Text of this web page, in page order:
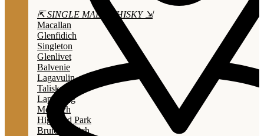
⇱ SINGLE MALT WHISKY ⇲
Macallan
Glenfidich
Singleton
Glenlivet
Balvenie
Lagavulin
Talisker
Laphroaig
Mortlach
Highland Park
Bruichladdich